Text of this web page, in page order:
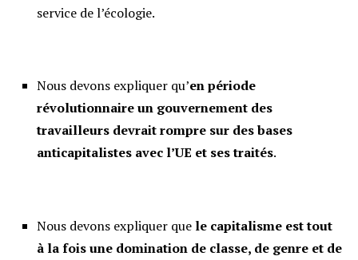
service de l’écologie.
Nous devons expliquer qu’en période
révolutionnaire un gouvernement des
travailleurs devrait rompre sur des bases
anticapitalistes avec l’UE et ses traités.
Nous devons expliquer que le capitalisme est tout
à la fois une domination de classe, de genre et de